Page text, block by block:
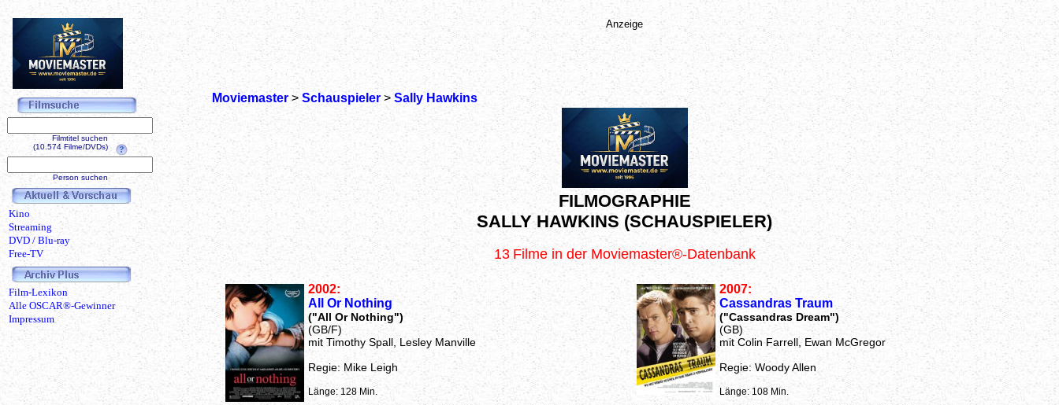
Moviemaster> Schauspieler> Sally Hawkins
FILMOGRAPHIE
SALLY HAWKINS (SCHAUSPIELER)
13 Filme in der Moviemaster®-Datenbank
2002:
All Or Nothing
("All Or Nothing")
(GB/F)
mit Timothy Spall, Lesley Manville
Regie: Mike Leigh
Länge: 128 Min.
2007:
Cassandras Traum
("Cassandras Dream")
(GB)
mit Colin Farrell, Ewan McGregor
Regie: Woody Allen
Länge: 108 Min.
Anzeige
Filmtitel suchen
(10.574 Filme/DVDs)
Person suchen
Kino
Streaming
DVD / Blu-ray
Free-TV
Film-Lexikon
Alle OSCAR®-Gewinner
Impressum